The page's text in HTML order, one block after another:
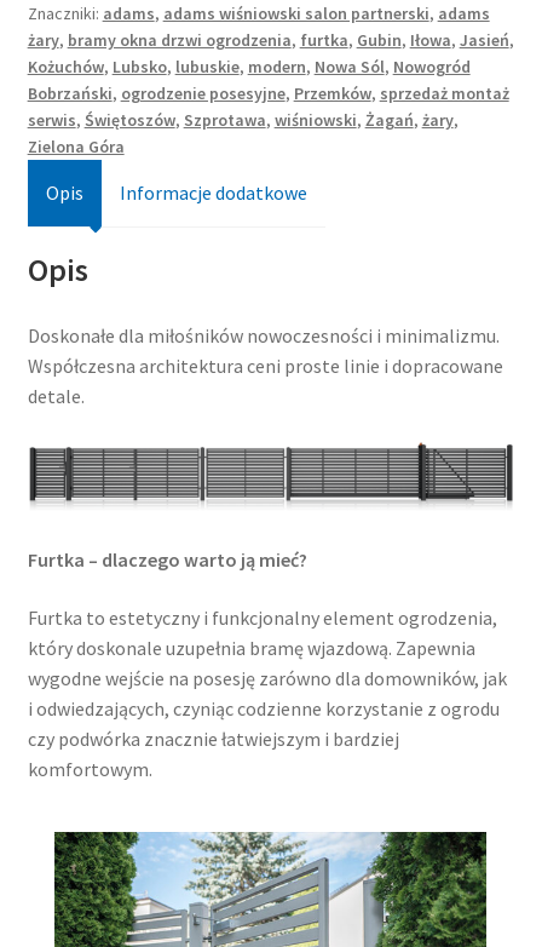
Znaczniki: adams, adams wiśniowski salon partnerski, adams
żary, bramy okna drzwi ogrodzenia, furtka, Gubin, Iłowa, Jasień,
Kożuchów, Lubsko, lubuskie, modern, Nowa Sól, Nowogród
Bobrzański, ogrodzenie posesyjne, Przemków, sprzedaż montaż
serwis, Świętoszów, Szprotawa, wiśniowski, Żagań, żary,
Zielona Góra
Opis Informacje dodatkowe
Opis
Doskonałe dla miłośników nowoczesności i minimalizmu.
Współczesna architektura ceni proste linie i dopracowane
detale.
Furtka – dlaczego warto ją mieć?
Furtka to estetyczny i funkcjonalny element ogrodzenia,
który doskonale uzupełnia bramę wjazdową. Zapewnia
wygodne wejście na posesję zarówno dla domowników, jak
i odwiedzających, czyniąc codzienne korzystanie z ogrodu
czy podwórka znacznie łatwiejszym i bardziej
komfortowym.